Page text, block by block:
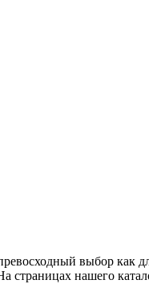
выбор как
нашего